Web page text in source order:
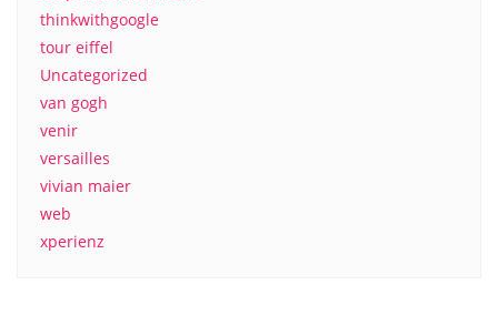
thinkwithgoogle
tour eiffel
Uncategorized
van gogh
venir
versailles
vivian maier
web
xperienz